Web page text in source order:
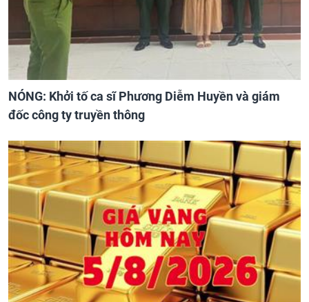
NÓNG: Khởi tố ca sĩ Phương Diễm Huyền và giám
đốc công ty truyền thông